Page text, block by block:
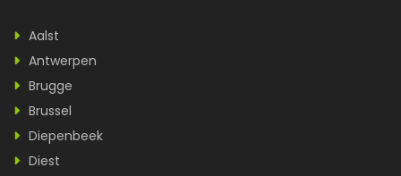
Aalst
Antwerpen
Brugge
Brussel
Diepenbeek
Diest